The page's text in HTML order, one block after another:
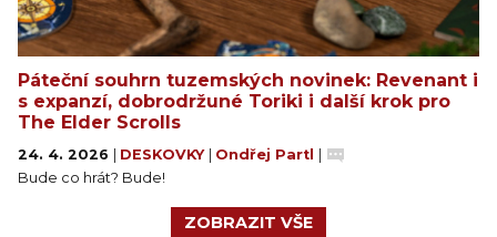
Páteční souhrn tuzemských novinek: Revenant i
s expanzí, dobrodržuné Toriki i další krok pro
The Elder Scrolls
24. 4. 2026 DESKOVKY Ondřej Partl
Bude co hrát? Bude!
ZOBRAZIT VŠE